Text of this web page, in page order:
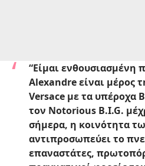
“Είμαι ενθουσιασμένη
Alexandre είναι μέρος
Versace με τα υπέροχα
τον Notorious B.I.G.
σήμερα, η κοινότητα
αντιπροσωπεύει το
επαναστάτες,